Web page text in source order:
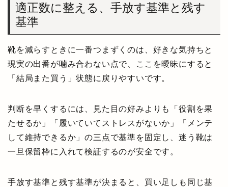
適正数に整える、手放す基準と残す
基準
靴を減らすときに一番つまずくのは、好きな気持ちと
現実の出番が噛み合わない点で、ここを曖昧にすると
「結局また買う」状態に戻りやすいです。
判断を早くするには、見た目の好みよりも「役割を果
たせるか」「履いていてストレスがないか」「メンテ
して維持できるか」の三点で基準を固定し、迷う靴は
一旦保留枠に入れて検証するのが安全です。
手放す基準と残す基準が決まると、買い足しも同じ基